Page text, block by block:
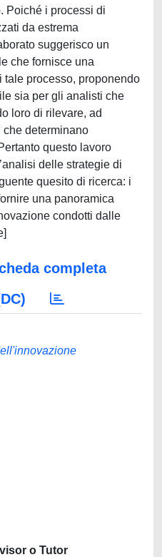
Poiché i processi di
da estrema
suggerisco un
che fornisce una
tale processo, proponendo
sia per gli analisti che
loro di rilevare, ad
determinano
questo lavoro
delle strategie di
quesito di ricerca: i
una panoramica
condotti dalle
completa
o Tutor